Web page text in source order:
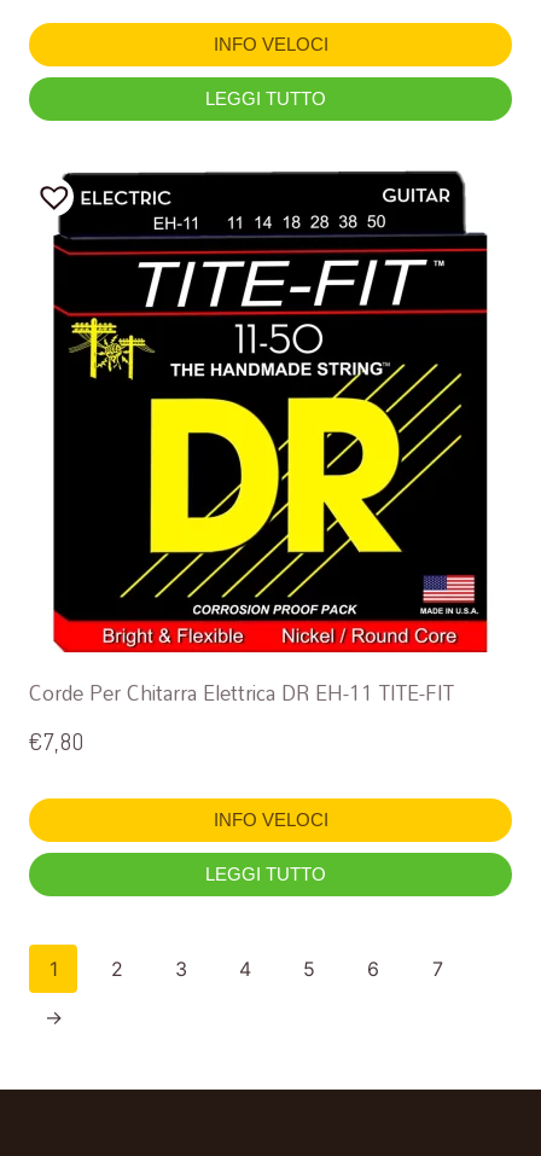
INFO VELOCI
LEGGI TUTTO
Corde Per Chitarra Elettrica DR EH-11 TITE-FIT
€7,80
INFO VELOCI
LEGGI TUTTO
1 2 3 4 5 6
7
→